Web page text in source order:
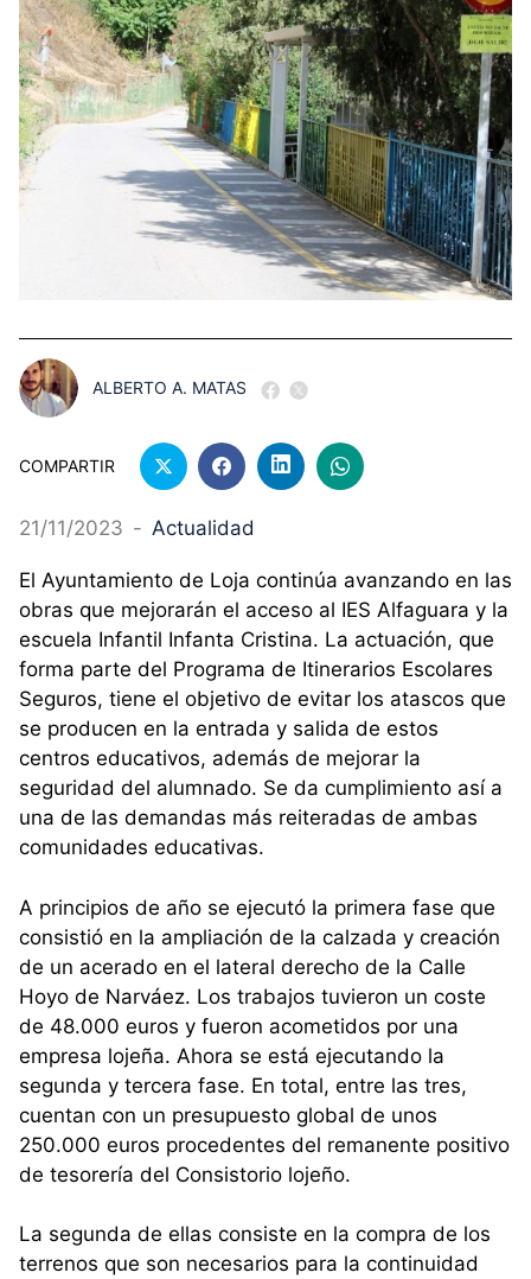
ALBERTO A. MATAS
COMPARTIR
21/11/2023 - Actualidad
El Ayuntamiento de Loja continúa avanzando en las
obras que mejorarán el acceso al IES Alfaguara y la
escuela Infantil Infanta Cristina. La actuación, que
forma parte del Programa de Itinerarios Escolares
Seguros, tiene el objetivo de evitar los atascos que
se producen en la entrada y salida de estos
centros educativos, además de mejorar la
seguridad del alumnado. Se da cumplimiento así a
una de las demandas más reiteradas de ambas
comunidades educativas.
A principios de año se ejecutó la primera fase que
consistió en la ampliación de la calzada y creación
de un acerado en el lateral derecho de la Calle
Hoyo de Narváez. Los trabajos tuvieron un coste
de 48.000 euros y fueron acometidos por una
empresa lojeña. Ahora se está ejecutando la
segunda y tercera fase. En total, entre las tres,
cuentan con un presupuesto global de unos
250.000 euros procedentes del remanente positivo
de tesorería del Consistorio lojeño.
La segunda de ellas consiste en la compra de los
terrenos que son necesarios para la continuidad